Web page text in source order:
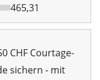
465,31
CHF Courtage-
sichern - mit